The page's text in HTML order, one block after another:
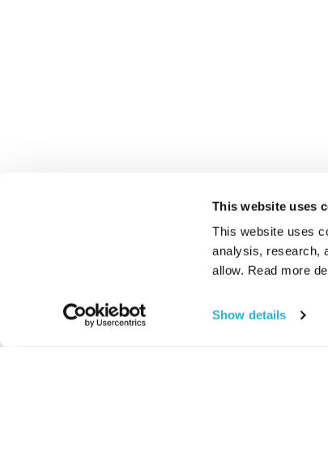
This website uses
This website uses
analysis, research,
allow. Read more
Show details